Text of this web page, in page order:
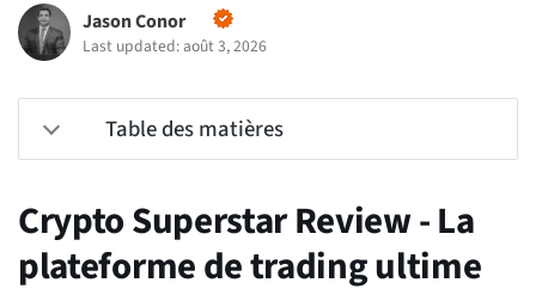
Jason Conor
Last updated: août 3, 2026
Table des matières
Crypto Superstar Review - La
plateforme de trading ultime